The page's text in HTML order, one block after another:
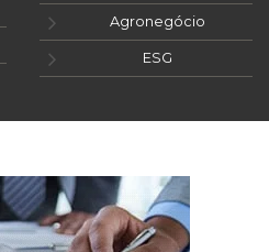
Agronegócio
ESG